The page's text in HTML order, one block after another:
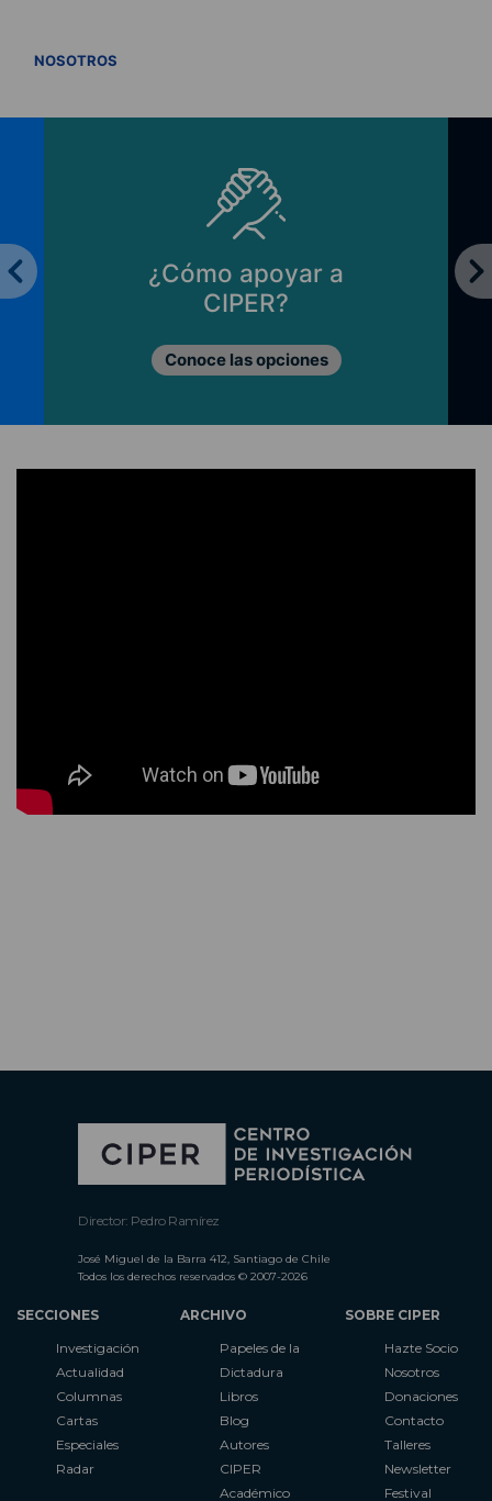
NOSOTROS
¿Cómo apoyar a
CIPER?
Conoce las opciones
Director: Pedro Ramírez
José Miguel de la Barra 412, Santiago de Chile
Todos los derechos reservados © 2007-2026
SECCIONES
Investigación
Actualidad
Columnas
Cartas
Especiales
Radar
ARCHIVO
Papeles de la
Dictadura
Libros
Blog
Autores
CIPER
Académico
SOBRE CIPER
Hazte Socio
Nosotros
Donaciones
Contacto
Talleres
Newsletter
Festival